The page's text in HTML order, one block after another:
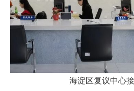
海淀区复议中心